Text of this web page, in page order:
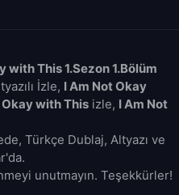
with This 1.Sezon 1.Bölüm
İzle, I Am Not Okay
Okay with This izle, I Am Not
Türkçe Dublaj, Altyazı ve
unutmayın. Teşekkürler!